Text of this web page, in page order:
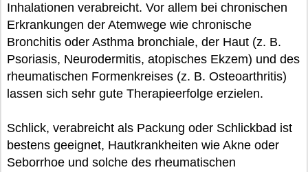
Inhalationen verabreicht. Vor allem bei chronischen
Erkrankungen der Atemwege wie chronische
Bronchitis oder Asthma bronchiale, der Haut (z. B.
Psoriasis, Neurodermitis, atopisches Ekzem) und des
rheumatischen Formenkreises (z. B. Osteoarthritis)
lassen sich sehr gute Therapieerfolge erzielen.
Schlick, verabreicht als Packung oder Schlickbad ist
bestens geeignet, Hautkrankheiten wie Akne oder
Seborrhoe und solche des rheumatischen